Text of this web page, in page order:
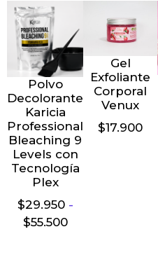
Polvo
Decolorante
Karicia
Professional
Bleaching 9
Levels con
Tecnología
Plex
$29.950 -
$55.500
Gel
Exfoliante
Corporal
Venux
$17.900